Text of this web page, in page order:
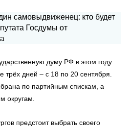
думу РФ в этом году
трёх дней – с 18 по 20 сентября.
по партийным спискам, а
округам.
предстоит выбрать своего